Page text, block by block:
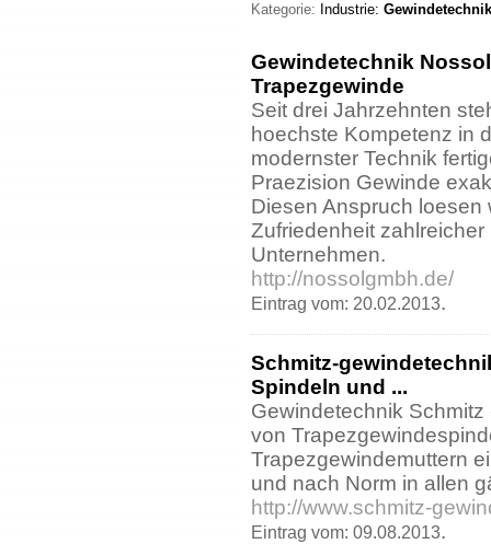
Kategorie: Industrie:
Gewindetechnik
Trapezgewinde
Seit drei Jahrzehnten
hoechste Kompetenz in
modernster Technik
Praezision Gewinde
Diesen Anspruch loesen
Zufriedenheit
Unternehmen.
http://nossolgmbh.de/
Eintrag vom: 20.02.2013.
Schmitz-
Spindeln und ...
Gewindetechnik
von
Trapezgewindemuttern
und nach Norm in allen
http://www.schmitz-
Eintrag vom: 09.08.2013.